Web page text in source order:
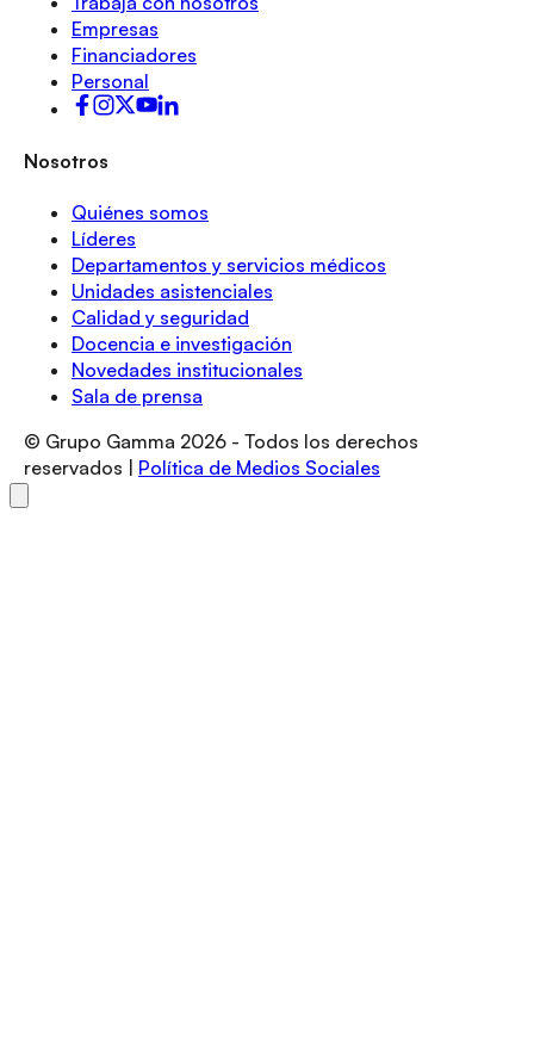
Empresas
Financiadores
Personal
Nosotros
Quiénes somos
Líderes
Departamentos y servicios médicos
Unidades asistenciales
Calidad y seguridad
Docencia e investigación
Novedades institucionales
Sala de prensa
© Grupo Gamma 2026 - Todos los derechos
reservados | Política de Medios Sociales